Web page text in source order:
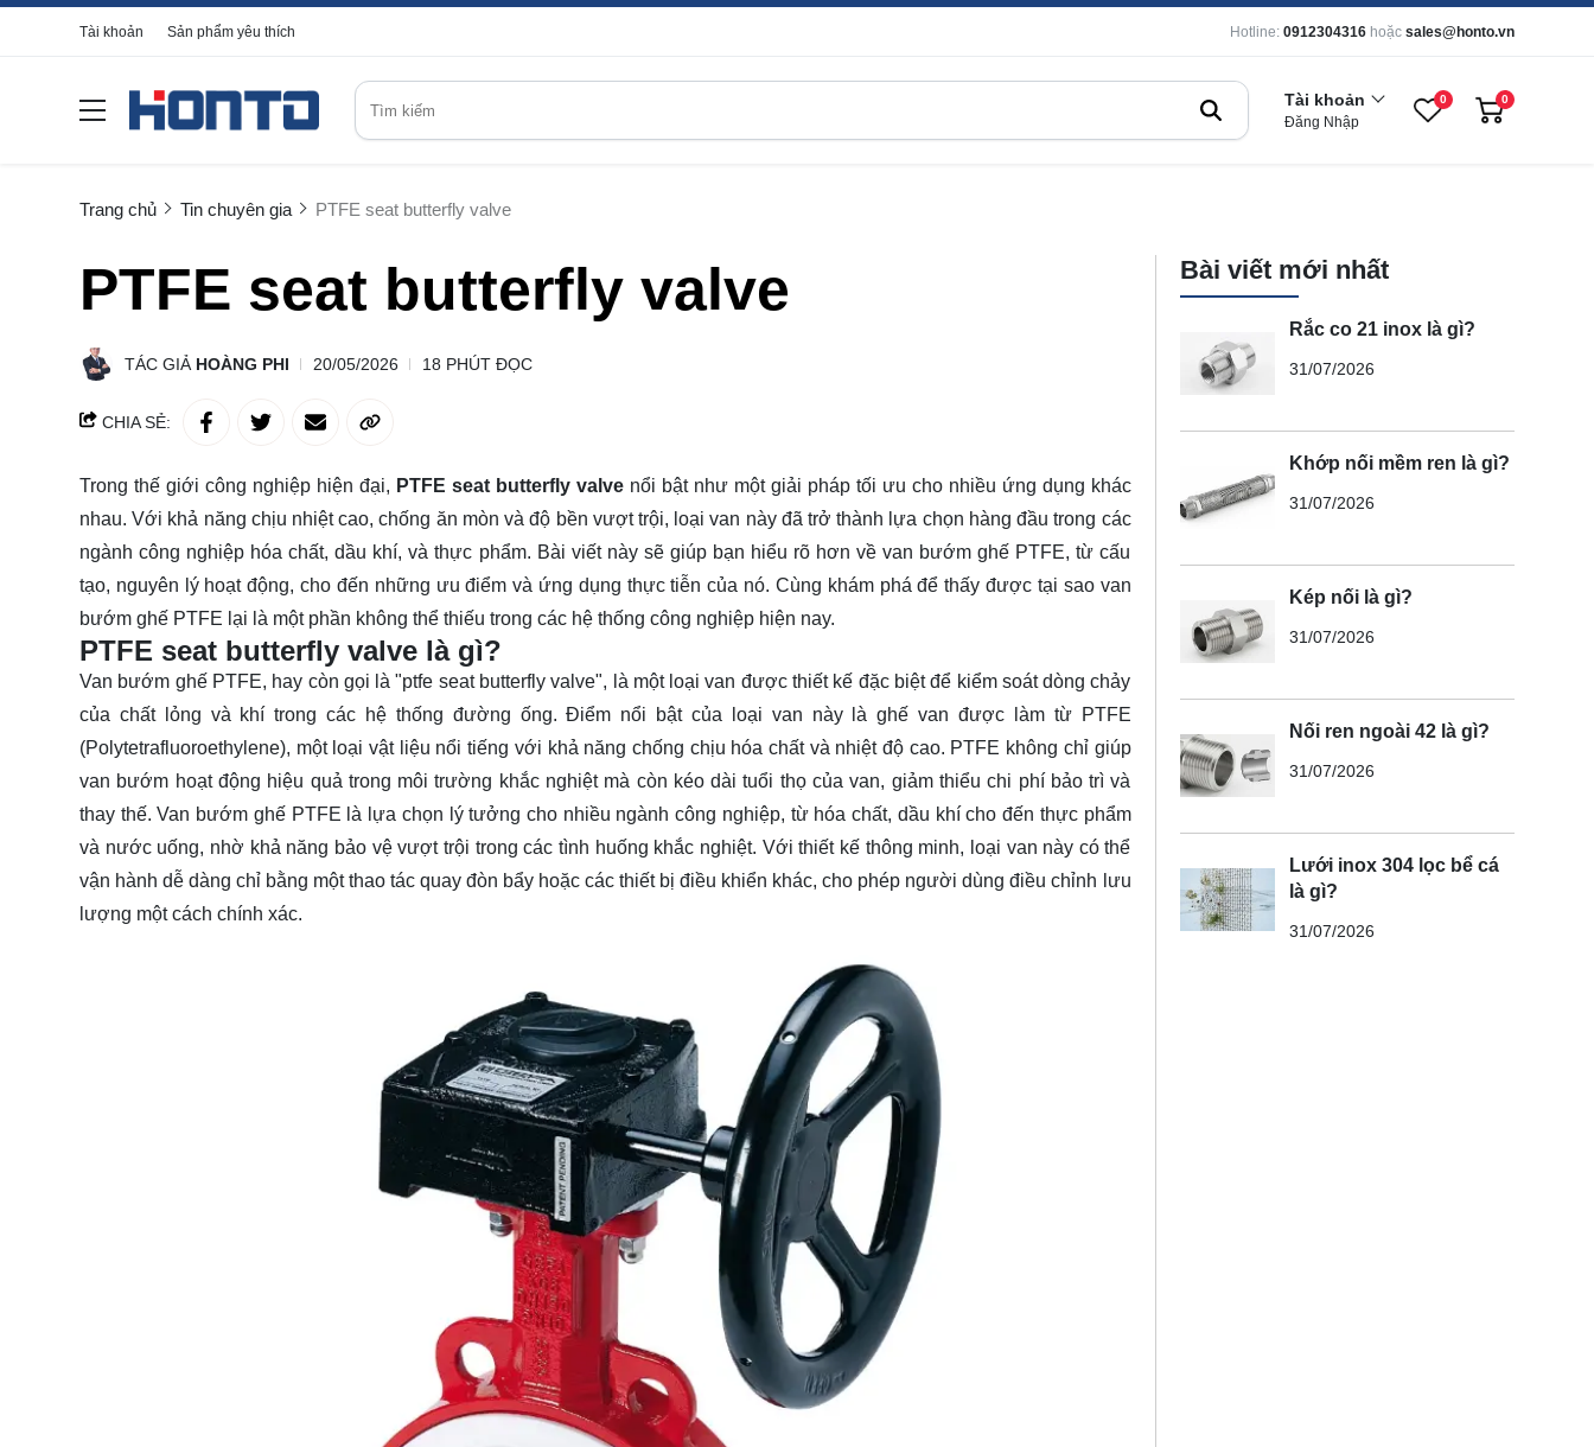
Tài khoản Sản phẩm yêu thích Hotline: 0912304316 hoặc sales@honto.vn
Tài khoản
Đăng Nhập
0 0
Trang chủ Tin chuyên gia PTFE seat butterfly valve
PTFE seat butterfly valve
TÁC GIẢ HOÀNG PHI 20/05/2026 18 PHÚT ĐỌC
CHIA SẺ:
Trong thế giới công nghiệp hiện đại, PTFE seat butterfly valve nổi bật như một giải pháp tối ưu cho nhiều ứng dụng khác
nhau. Với khả năng chịu nhiệt cao, chống ăn mòn và độ bền vượt trội, loại van này đã trở thành lựa chọn hàng đầu trong các
ngành công nghiệp hóa chất, dầu khí, và thực phẩm. Bài viết này sẽ giúp bạn hiểu rõ hơn về van bướm ghế PTFE, từ cấu
tạo, nguyên lý hoạt động, cho đến những ưu điểm và ứng dụng thực tiễn của nó. Cùng khám phá để thấy được tại sao van
bướm ghế PTFE lại là một phần không thể thiếu trong các hệ thống công nghiệp hiện nay.
PTFE seat butterfly valve là gì?
Van bướm ghế PTFE, hay còn gọi là "ptfe seat butterfly valve", là một loại van được thiết kế đặc biệt để kiểm soát dòng chảy
của chất lỏng và khí trong các hệ thống đường ống. Điểm nổi bật của loại van này là ghế van được làm từ PTFE
(Polytetrafluoroethylene), một loại vật liệu nổi tiếng với khả năng chống chịu hóa chất và nhiệt độ cao. PTFE không chỉ giúp
van bướm hoạt động hiệu quả trong môi trường khắc nghiệt mà còn kéo dài tuổi thọ của van, giảm thiểu chi phí bảo trì và
thay thế. Van bướm ghế PTFE là lựa chọn lý tưởng cho nhiều ngành công nghiệp, từ hóa chất, dầu khí cho đến thực phẩm
và nước uống, nhờ khả năng bảo vệ vượt trội trong các tình huống khắc nghiệt. Với thiết kế thông minh, loại van này có thể
vận hành dễ dàng chỉ bằng một thao tác quay đòn bẩy hoặc các thiết bị điều khiển khác, cho phép người dùng điều chỉnh lưu
lượng một cách chính xác.
Bài viết mới nhất
Rắc co 21 inox là gì?
31/07/2026
Khớp nối mềm ren là gì?
31/07/2026
Kép nối là gì?
31/07/2026
Nối ren ngoài 42 là gì?
31/07/2026
Lưới inox 304 lọc bể cá
là gì?
31/07/2026